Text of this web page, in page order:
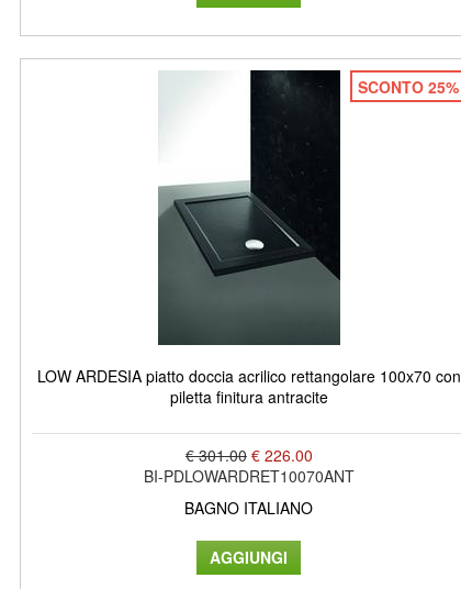
SCONTO 25%
LOW ARDESIA piatto doccia acrilico rettangolare 100x70 con
piletta finitura antracite
€ 301.00 € 226.00
BI-PDLOWARDRET10070ANT
BAGNO ITALIANO